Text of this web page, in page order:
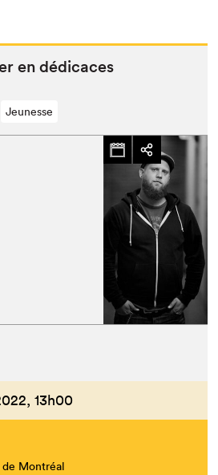
en dédicaces
Jeunesse
13h00
de Montréal